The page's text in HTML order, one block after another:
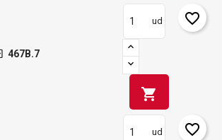
467B.7
ud
shopping_cart
favorite_border
ud favorite_border